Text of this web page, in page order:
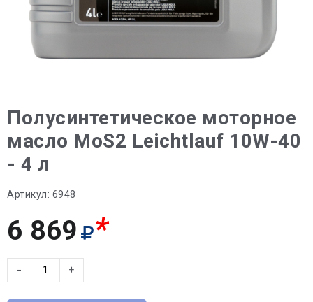
Полусинтетическое моторное
масло MoS2 Leichtlauf 10W-40
- 4 л
Артикул: 6948
6 869 *
− +